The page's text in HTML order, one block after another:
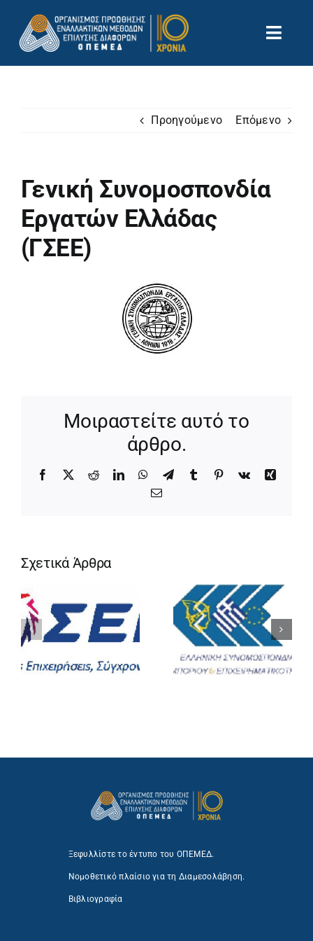
περιεχόμενο
Θέλω να γίνω Διαμεσολαβητής
Αναζήτηση
για:
Προηγούμενο Επόμενο
Γενική Συνομοσπονδία
Εργατών Ελλάδας
(ΓΣΕΕ)
Μοιραστείτε αυτό το
άρθρο.
Facebook
X RedditLinkedInWhatsApp
TelegramTumblr Pinterest
Vk
Xing
Email
Σχετικά Άρθρα
Ξεφυλλίστε το έντυπο του ΟΠΕΜΕΔ.
Νομοθετικό πλαίσιο για τη Διαμεσολάβηση.
Βιβλιογραφία